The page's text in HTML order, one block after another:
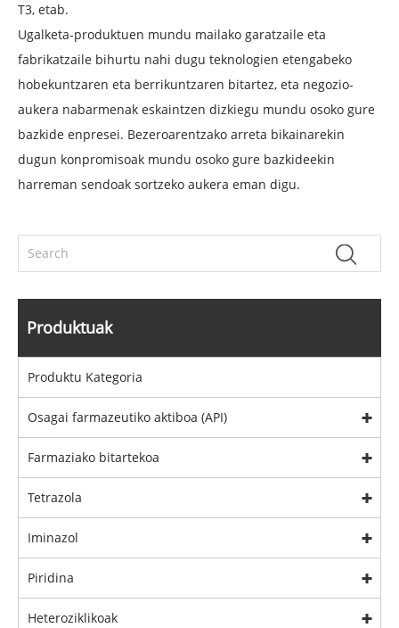
T3, etab.
Ugalketa-produktuen mundu mailako garatzaile eta
fabrikatzaile bihurtu nahi dugu teknologien etengabeko
hobekuntzaren eta berrikuntzaren bitartez, eta negozio-
aukera nabarmenak eskaintzen dizkiegu mundu osoko gure
bazkide enpresei. Bezeroarentzako arreta bikainarekin
dugun konpromisoak mundu osoko gure bazkideekin
harreman sendoak sortzeko aukera eman digu.
Produktuak
Produktu Kategoria
Osagai farmazeutiko aktiboa (API)
Farmaziako bitartekoa
Tetrazola
Iminazol
Piridina
Heteroziklikoak